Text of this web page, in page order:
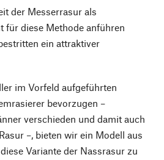
der Messerrasur als
für diese Methode anführen
ein attraktiver
im Vorfeld aufgeführten
bevorzugen –
verschieden und damit auch
–, bieten wir ein Modell aus
Variante der Nassrasur zu